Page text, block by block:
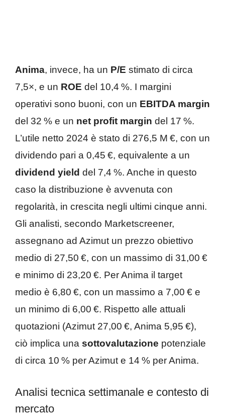
Anima, invece, ha un P/E stimato di circa
7,5×, e un ROE del 10,4 %. I margini
operativi sono buoni, con un EBITDA margin
del 32 % e un net profit margin del 17 %.
L’utile netto 2024 è stato di 276,5 M €, con un
dividendo pari a 0,45 €, equivalente a un
dividend yield del 7,4 %. Anche in questo
caso la distribuzione è avvenuta con
regolarità, in crescita negli ultimi cinque anni.
Gli analisti, secondo Marketscreener,
assegnano ad Azimut un prezzo obiettivo
medio di 27,50 €, con un massimo di 31,00 €
e minimo di 23,20 €. Per Anima il target
medio è 6,80 €, con un massimo a 7,00 € e
un minimo di 6,00 €. Rispetto alle attuali
quotazioni (Azimut 27,00 €, Anima 5,95 €),
ciò implica una sottovalutazione potenziale
di circa 10 % per Azimut e 14 % per Anima.
Analisi tecnica settimanale e contesto di
mercato